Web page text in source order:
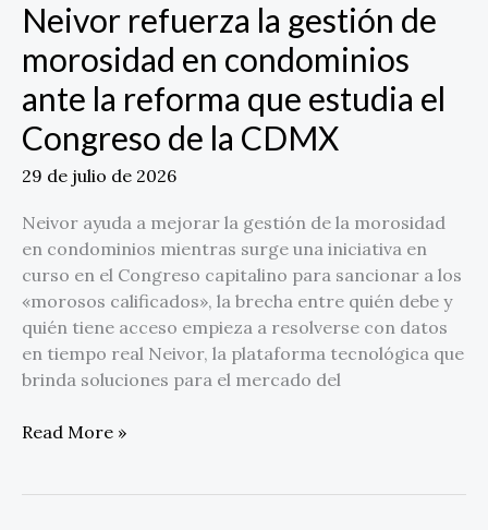
Neivor refuerza la gestión de
morosidad en condominios
ante la reforma que estudia el
Congreso de la CDMX
29 de julio de 2026
Neivor ayuda a mejorar la gestión de la morosidad
en condominios mientras surge una iniciativa en
curso en el Congreso capitalino para sancionar a los
«morosos calificados», la brecha entre quién debe y
quién tiene acceso empieza a resolverse con datos
en tiempo real Neivor, la plataforma tecnológica que
brinda soluciones para el mercado del
de
la
CDMX
Read More »